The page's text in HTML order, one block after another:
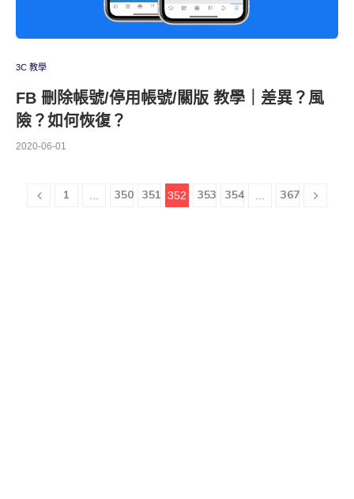
3C 教學
FB 刪除帳號/停用帳號/關版 教學｜差異？風
險？如何恢復？
2020-06-01
1 350 351 352 353 354 367